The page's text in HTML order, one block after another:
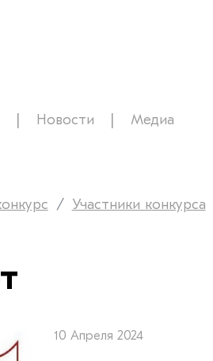
Новости Медиа
Участники конкурса
10 Апреля 2024